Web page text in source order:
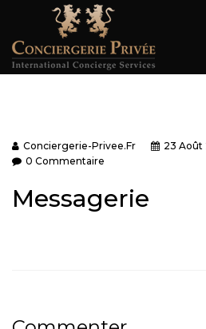
Conciergerie-Privee.fr
23 Août
0 Commentaire
Messagerie